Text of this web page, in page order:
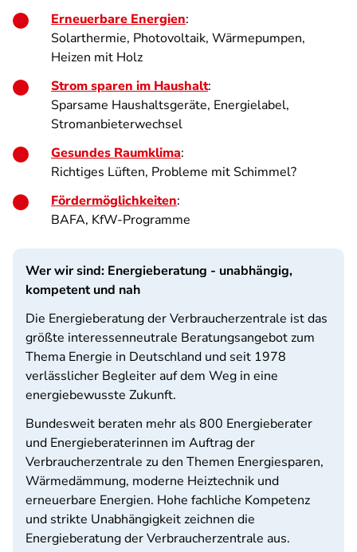
Erneuerbare Energien:
Solarthermie, Photovoltaik, Wärmepumpen,
Heizen mit Holz
Strom sparen im Haushalt:
Sparsame Haushaltsgeräte, Energielabel,
Stromanbieterwechsel
Gesundes Raumklima:
Richtiges Lüften, Probleme mit Schimmel?
Fördermöglichkeiten:
BAFA, KfW-Programme
Wer wir sind: Energieberatung - unabhängig,
kompetent und nah
Die Energieberatung der Verbraucherzentrale ist das
größte interessenneutrale Beratungsangebot zum
Thema Energie in Deutschland und seit 1978
verlässlicher Begleiter auf dem Weg in eine
energiebewusste Zukunft.
Bundesweit beraten mehr als 800 Energieberater
und Energieberaterinnen im Auftrag der
Verbraucherzentrale zu den Themen Energiesparen,
Wärmedämmung, moderne Heiztechnik und
erneuerbare Energien. Hohe fachliche Kompetenz
und strikte Unabhängigkeit zeichnen die
Energieberatung der Verbraucherzentrale aus.